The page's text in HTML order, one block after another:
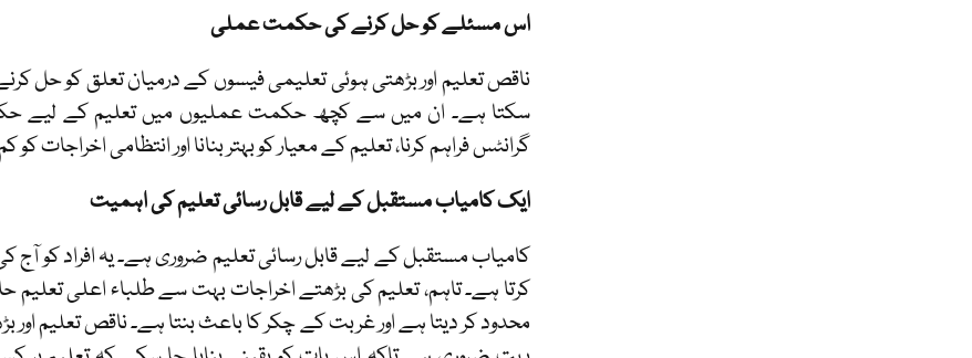
اس مسئلے کو حل کرنے کی حکمت عملی
ناقص تعلیم اور بڑھتی ہوئی تعلیمی فیسوں کے درمیان تعلق کو حل
سکتا ہے۔ ان میں سے کچھ حکمت عملیوں میں تعلیم کے لیے
گرانٹس فراہم کرنا، تعلیم کے معیار کو بہتر بنانا اور انتظامی اخراجات کو
ایک کامیاب مستقبل کے لیے قابل رسائی تعلیم کی اہمیت
کامیاب مستقبل کے لیے قابل رسائی تعلیم ضروری ہے۔ یہ افراد کو آج
کرتا ہے۔ تاہم، تعلیم کی بڑھتے اخراجات بہت سے طلباء اعلی تعلیم
محدود کر دیتا ہے اور غربت کے چکر کا باعث بنتا ہے۔ ناقص تعلیم اور